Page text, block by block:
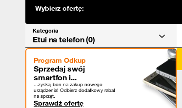
Wybierz ofertę:
Kategoria
Etui na telefon (0)
Program Odkup
Sprzedaj swój
smartfon i...
...zyskaj bon na zakup nowego
urządzenia! Odbierz dodatkowy rabat
na sprzęt.
Sprawdź ofertę